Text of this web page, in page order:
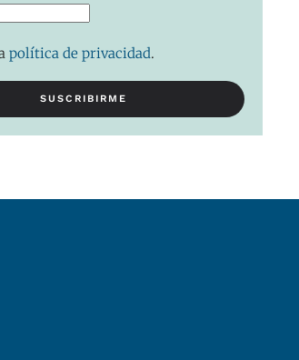
política de privacidad.